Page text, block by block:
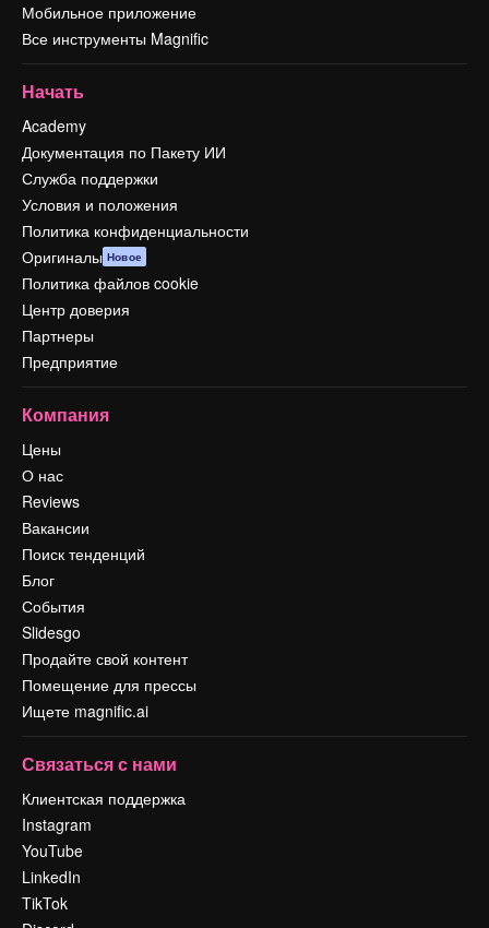
Мобильное приложение
Все инструменты Magnific
Начать
Academy
Документация по Пакету ИИ
Служба поддержки
Условия и положения
Политика конфиденциальности
Оригиналы Новое
Политика файлов cookie
Центр доверия
Партнеры
Предприятие
Компания
Цены
О нас
Reviews
Вакансии
Поиск тенденций
Блог
События
Slidesgo
Продайте свой контент
Помещение для прессы
Ищете magnific.ai
Связаться с нами
Клиентская поддержка
Instagram
YouTube
LinkedIn
TikTok